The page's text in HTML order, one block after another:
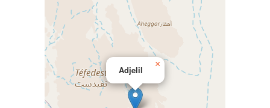
Adjelil
×